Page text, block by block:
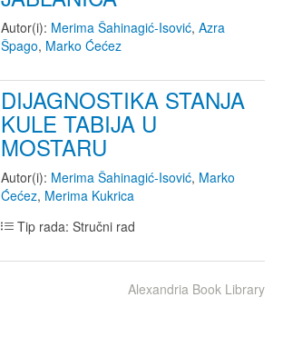
Autor(i): Merima Šahinagić-Isović, Azra
Špago, Marko Ćećez
DIJAGNOSTIKA STANJA
KULE TABIJA U
MOSTARU
Autor(i): Merima Šahinagić-Isović, Marko
Ćećez, Merima Kukrica
Tip rada: Stručni rad
Alexandria Book Library